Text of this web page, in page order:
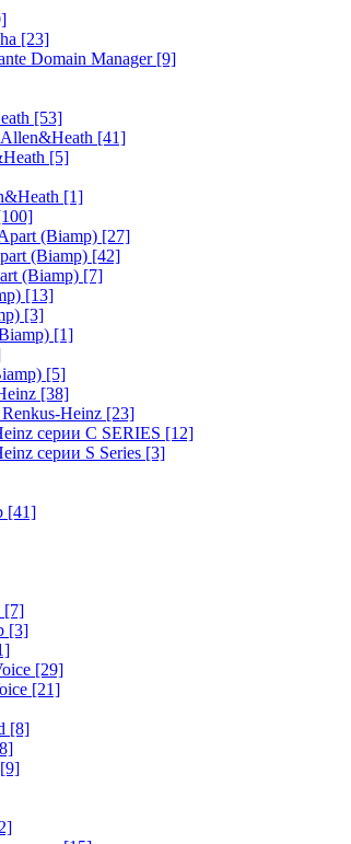
[23]
Domain Manager [9]
[53]
[41]
[5]
[1]
(Biamp) [27]
(Biamp) [42]
(Biamp) [7]
[13]
[3]
[1]
[5]
[38]
Heinz [23]
серии C SERIES [12]
серии S Series [3]
[41]
[7]
[3]
[29]
[21]
[8]
[9]